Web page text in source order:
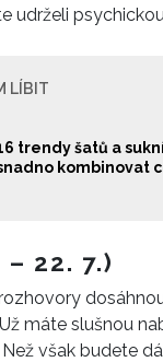
udrželi
LÍBIT
trendy šatů a
kombinovat
– 22. 7.)
máte slušnou
však budete